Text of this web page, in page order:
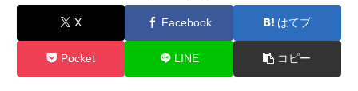
X Facebook はてブ
Pocket LINE コピー